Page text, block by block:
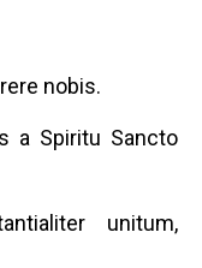
nobis.
a Spiritu Sancto
unitum,